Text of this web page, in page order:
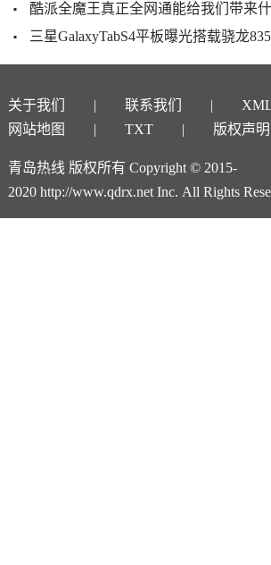
酷派全魔王真正全网通能给我们带来
三星GalaxyTabS4平板曝光搭载骁龙
关于我们 联系我们
网站地图
TXT 版权声明
青岛热线 版权所有 Copyright © 2015-
2020 http://www.qdrx.net Inc. All Rights